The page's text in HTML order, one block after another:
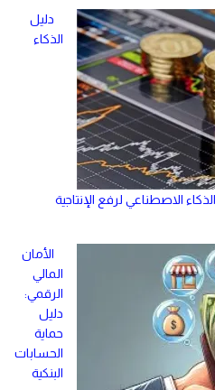
دليل
الذكاء
الاصطناعي لرفع الإنتاجية
الأمان
المالي
الرقمي:
دليل
حماية
الحسابات
البنكية